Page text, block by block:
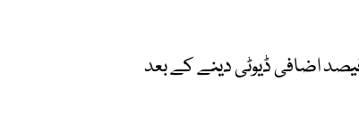
سے صحیح یا مکمل فٹ گاڑی مہنگی ملے گی اور پھر 40 فیصد اضافی ڈیوٹی دینے کے بعد